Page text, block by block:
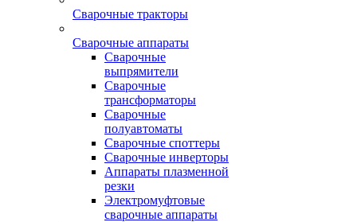
Сварочные тракторы
Сварочные аппараты
Сварочные
выпрямители
Сварочные
трансформаторы
Сварочные
полуавтоматы
Сварочные споттеры
Сварочные инверторы
Аппараты плазменной
резки
Электромуфтовые
сварочные аппараты